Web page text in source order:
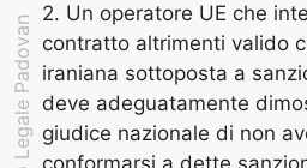
Studio Legale Padovan
2. Un operatore UE che
contratto altrimenti valido
iraniana sottoposta a
deve adeguatamente
giudice nazionale di non
conformarsi a dette